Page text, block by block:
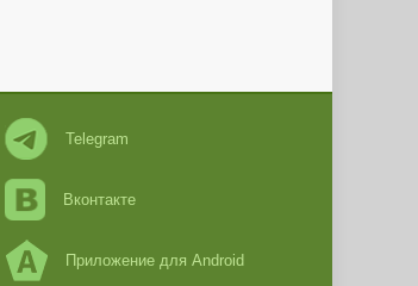
Telegram
Вконтакте
Приложение для Android